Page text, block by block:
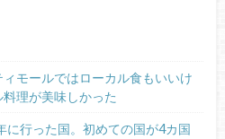
ィモールではローカル食もいいけ
理が美味しかった
に行った国。初めての国が4カ国